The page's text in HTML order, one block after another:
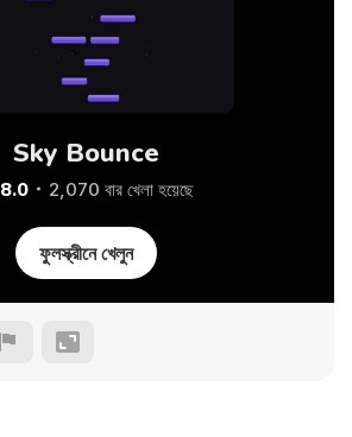
Sky Bounce
8.0 2,070 বার খেলা হয়েছে
ফুলস্ক্রীনে খেলুন